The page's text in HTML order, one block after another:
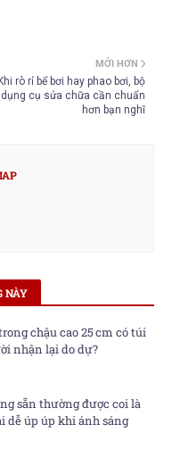
MỚI HƠN
Khi rò rỉ bể bơi hay phao bơi, bộ
dụng cụ sửa chữa cần chuẩn
hơn bạn nghĩ
NÀY
chậu cao 25 cm có túi
nhận lại do dự?
sẵn thường được coi là
dễ úp úp khi ánh sáng